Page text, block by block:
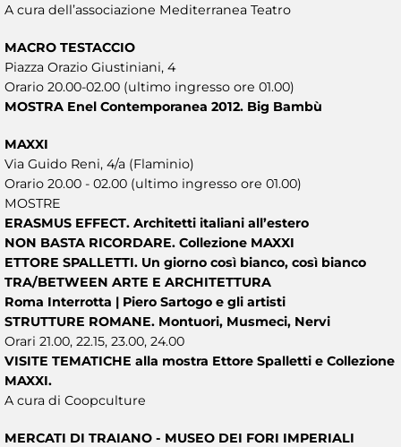
A cura dell’associazione Mediterranea Teatro
MACRO TESTACCIO
Piazza Orazio Giustiniani, 4
Orario 20.00-02.00 (ultimo ingresso ore 01.00)
MOSTRA Enel Contemporanea 2012. Big Bambù
MAXXI
Via Guido Reni, 4/a (Flaminio)
Orario 20.00 - 02.00 (ultimo ingresso ore 01.00)
MOSTRE
ERASMUS EFFECT. Architetti italiani all’estero
NON BASTA RICORDARE. Collezione MAXXI
ETTORE SPALLETTI. Un giorno così bianco, così bianco
TRA/BETWEEN ARTE E ARCHITETTURA
Roma Interrotta | Piero Sartogo e gli artisti
STRUTTURE ROMANE. Montuori, Musmeci, Nervi
Orari 21.00, 22.15, 23.00, 24.00
VISITE TEMATICHE alla mostra Ettore Spalletti e Collezione
MAXXI.
A cura di Coopculture
MERCATI DI TRAIANO - MUSEO DEI FORI IMPERIALI